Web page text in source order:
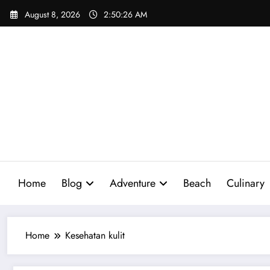
Skip
August 8, 2026 2:50:27 AM
Home Blog Adventure Beach Culinary
Home Kesehatan kulit